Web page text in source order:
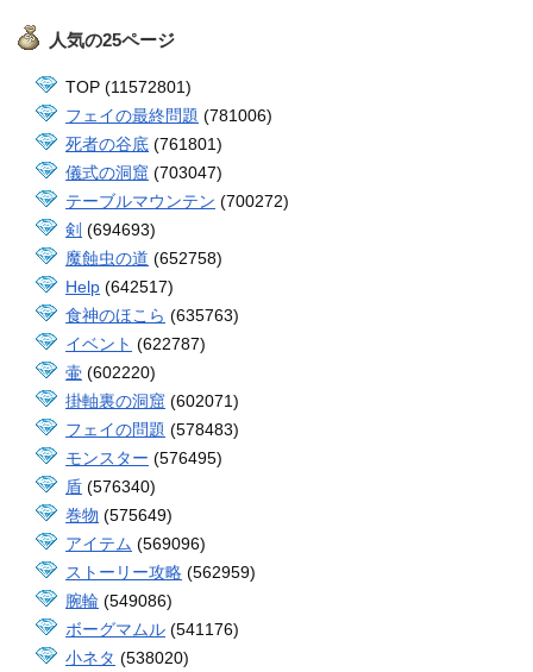
人気の25ページ
TOP (11572801)
フェイの最終問題 (781006)
死者の谷底 (761801)
儀式の洞窟 (703047)
テーブルマウンテン (700272)
剣 (694693)
魔蝕虫の道 (652758)
Help (642517)
食神のほこら (635763)
イベント (622787)
壷 (602220)
掛軸裏の洞窟 (602071)
フェイの問題 (578483)
モンスター (576495)
盾 (576340)
巻物 (575649)
アイテム (569096)
ストーリー攻略 (562959)
腕輪 (549086)
ボーグマムル (541176)
小ネタ (538020)